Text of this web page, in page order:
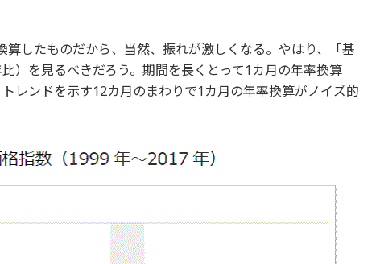
算したものだから、当然、振れが激しくなる。やはり、「基
）を見るべきだろう。期間を長くとって1カ月の年率換算
レンドを示す12カ月のまわりで1カ月の年率換算がノイズ的